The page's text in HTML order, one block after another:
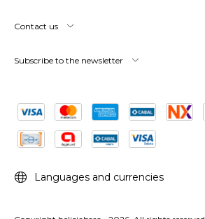
Contact us
Subscribe to the newsletter
Languages and currencies